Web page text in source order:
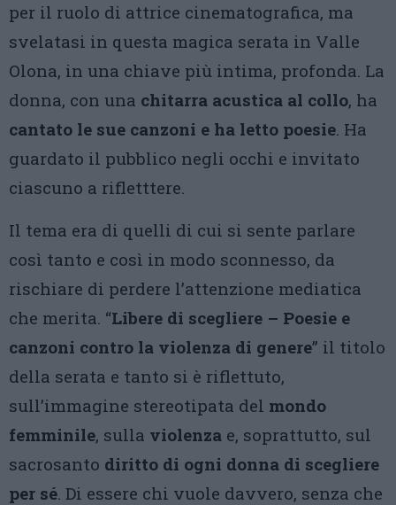
per il ruolo di attrice cinematografica, ma
svelatasi in questa magica serata in Valle
Olona, in una chiave più intima, profonda. La
donna, con una chitarra acustica al collo, ha
cantato le sue canzoni e ha letto poesie. Ha
guardato il pubblico negli occhi e invitato
ciascuno a rifletttere.
Il tema era di quelli di cui si sente parlare
così tanto e così in modo sconnesso, da
rischiare di perdere l’attenzione mediatica
che merita. “Libere di scegliere – Poesie e
canzoni contro la violenza di genere” il titolo
della serata e tanto si è riflettuto,
sull’immagine stereotipata del mondo
femminile, sulla violenza e, soprattutto, sul
sacrosanto diritto di ogni donna di scegliere
per sé. Di essere chi vuole davvero, senza che